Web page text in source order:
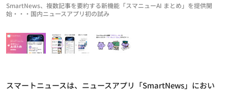
SmartNews、複数記事を要約する新機能「スマニューAI まとめ」を提供開
始・・・国内ニュースアプリ初の試み
スマートニュースは、ニュースアプリ「SmartNews」におい